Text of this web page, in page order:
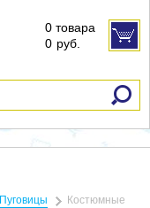
0 товара
0 руб.
Пуговицы Костюмные